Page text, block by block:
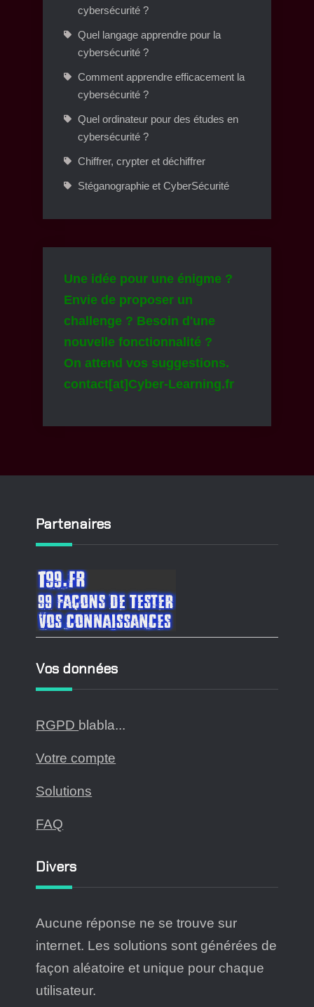
cybersécurité ?
Quel langage apprendre pour la
cybersécurité ?
Comment apprendre efficacement la
cybersécurité ?
Quel ordinateur pour des études en
cybersécurité ?
Chiffrer, crypter et déchiffrer
Stéganographie et CyberSécurité
Une idée pour une énigme ?
Envie de proposer un
challenge ? Besoin d'une
nouvelle fonctionnalité ?
On attend vos suggestions.
contact[at]Cyber-Learning.fr
Partenaires
Vos données
RGPD blabla...
Votre compte
Solutions
FAQ
Divers
Aucune réponse ne se trouve sur
internet. Les solutions sont générées de
façon aléatoire et unique pour chaque
utilisateur.